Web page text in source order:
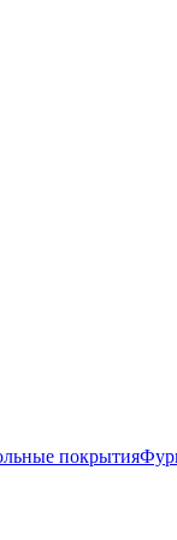
покрытия